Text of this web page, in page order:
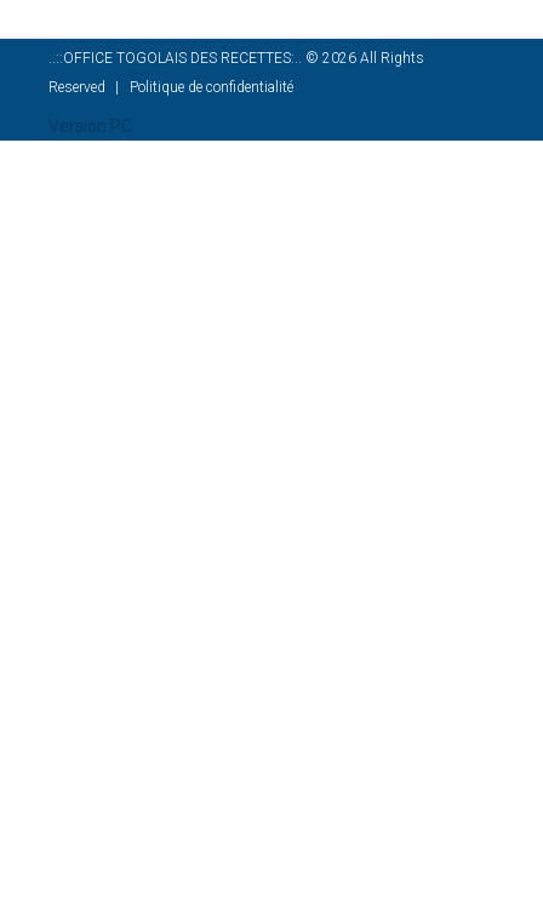
..::OFFICE TOGOLAIS DES RECETTES:.. © 2026 All Rights
Reserved
Politique de confidentialité
Version PC